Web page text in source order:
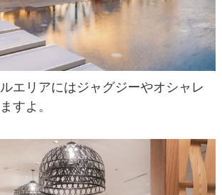
エリアにはジャグジーやオシャレ
すよ。